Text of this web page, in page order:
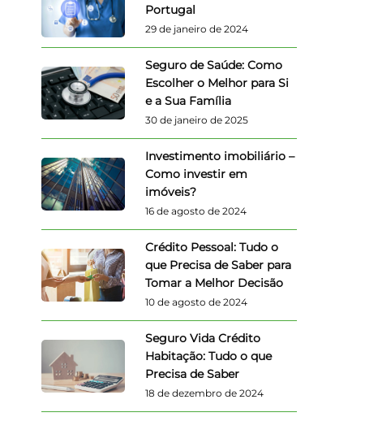
Portugal
29 de janeiro de 2024
Seguro de Saúde: Como
Escolher o Melhor para Si
e a Sua Família
30 de janeiro de 2025
Investimento imobiliário –
Como investir em
imóveis?
16 de agosto de 2024
Crédito Pessoal: Tudo o
que Precisa de Saber para
Tomar a Melhor Decisão
10 de agosto de 2024
Seguro Vida Crédito
Habitação: Tudo o que
Precisa de Saber
18 de dezembro de 2024